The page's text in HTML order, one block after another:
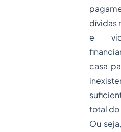
dívidas
e
casa
total do
Ou